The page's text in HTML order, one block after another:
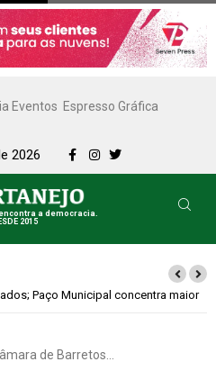
Eventos Espresso Gráfica
2026
a democracia.
2015
para discutir desenvolvimento
de Barretos…